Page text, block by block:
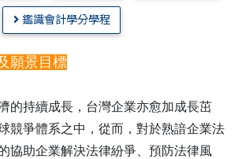
鑑識會計學分學程
願景目標
的持續成長，台灣企業亦愈加成長茁
競爭體系之中，從而，對於熟諳企業法
協助企業解決法律紛爭、預防法律風